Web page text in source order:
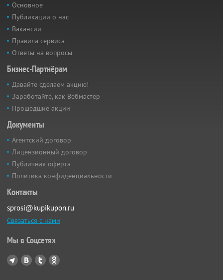
Основное
Публикации о нас
Вакансии
Правила сервиса
Ответы на вопросы
Бизнес-Партнёрам
Давайте сделаем акцию!
Заработайте, как Вебмастер
Прошедшие акции
Документы
Агентский договор
Лицензионный договор
Публичная оферта
Политика конфиденциальности
Контакты
sprosi@kupikupon.ru
Связаться с нами
Мы в Соцсетях